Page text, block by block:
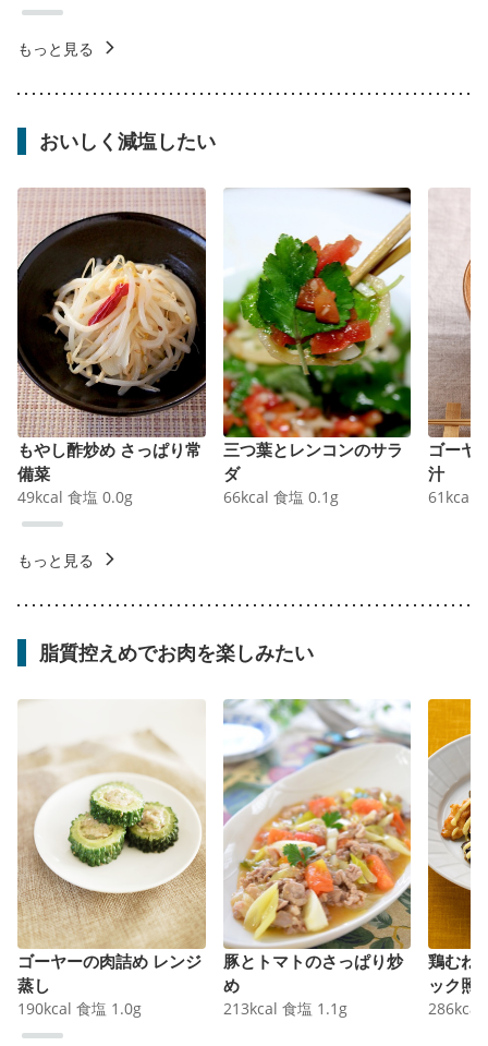
もっと見る
おいしく減塩したい
もやし酢炒め さっぱり常
備菜
49kcal 食塩 0.0g
三つ葉とレンコンのサラ
ダ
66kcal 食塩 0.1 g
ゴーヤ
汁
61 kcal
もっと見る
脂質控えめでお肉を楽しみたい
ゴーヤーの肉詰め レンジ
蒸し
190kcal 食塩 1.0g
豚とトマトのさっぱり炒
め
213kcal 食塩 1.1 g
鶏むね
ック照
286kcal